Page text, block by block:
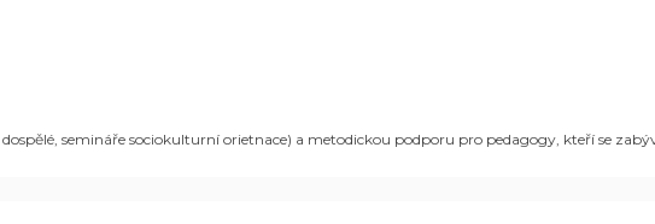
semináře sociokulturní orietnace) a metodickou podporu pro pedagogy, kteří se